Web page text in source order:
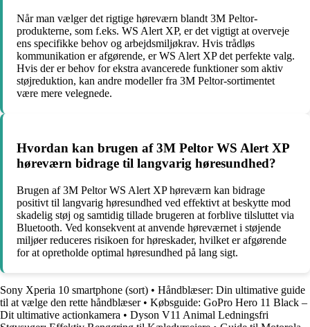
Når man vælger det rigtige høreværn blandt 3M Peltor-
produkterne, som f.eks. WS Alert XP, er det vigtigt at overveje
ens specifikke behov og arbejdsmiljøkrav. Hvis trådløs
kommunikation er afgørende, er WS Alert XP det perfekte valg.
Hvis der er behov for ekstra avancerede funktioner som aktiv
støjreduktion, kan andre modeller fra 3M Peltor-sortimentet
være mere velegnede.
Hvordan kan brugen af 3M Peltor WS Alert XP
høreværn bidrage til langvarig høresundhed?
Brugen af 3M Peltor WS Alert XP høreværn kan bidrage
positivt til langvarig høresundhed ved effektivt at beskytte mod
skadelig støj og samtidig tillade brugeren at forblive tilsluttet via
Bluetooth. Ved konsekvent at anvende høreværnet i støjende
miljøer reduceres risikoen for høreskader, hvilket er afgørende
for at opretholde optimal høresundhed på lang sigt.
Sony Xperia 10 smartphone (sort) • Håndblæser: Din ultimative guide
til at vælge den rette håndblæser• Købsguide: GoPro Hero 11 Black –
Dit ultimative actionkamera • Dyson V11 Animal Ledningsfri